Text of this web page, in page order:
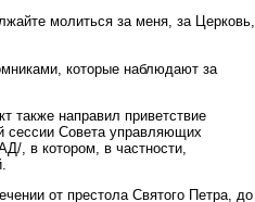
молиться за меня, за Церковь,
которые наблюдают за
также направил приветствие
сессии Совета управляющих
, в котором, в частности,
от престола Святого Петра, до